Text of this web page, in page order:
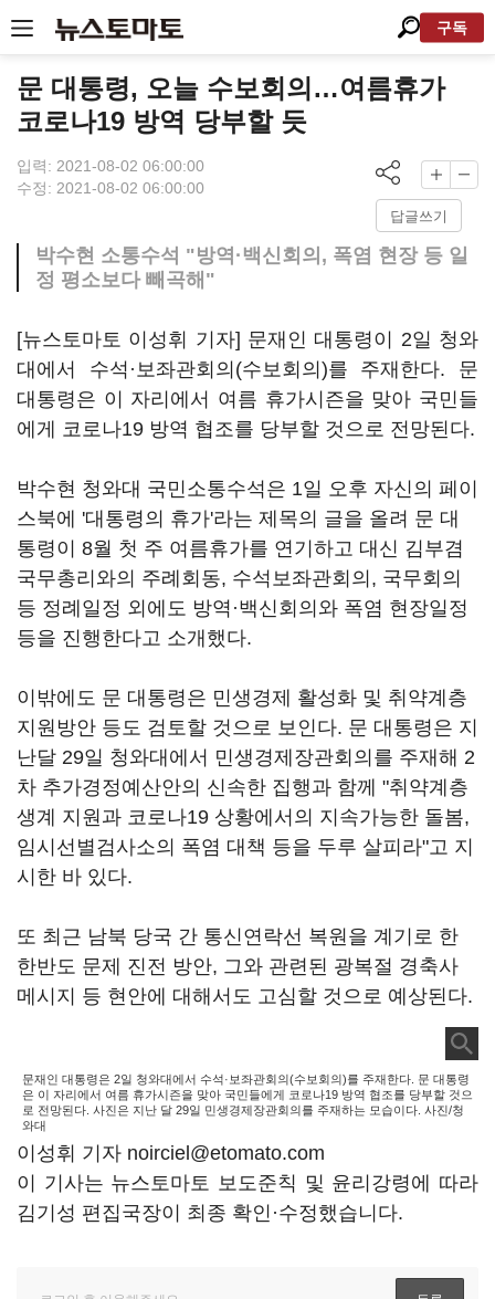
구독
문 대통령, 오늘 수보회의…여름휴가
코로나19 방역 당부할 듯
입력: 2021-08-02 06:00:00
수정: 2021-08-02 06:00:00
답글쓰기
박수현 소통수석 "방역·백신회의, 폭염 현장 등 일
정 평소보다 빼곡해"
[뉴스토마토 이성휘 기자] 문재인 대통령이 2일 청와
대에서 수석·보좌관회의(수보회의)를 주재한다. 문
대통령은 이 자리에서 여름 휴가시즌을 맞아 국민들
에게 코로나19 방역 협조를 당부할 것으로 전망된다.
박수현 청와대 국민소통수석은 1일 오후 자신의 페이
스북에 '대통령의 휴가'라는 제목의 글을 올려 문 대
통령이 8월 첫 주 여름휴가를 연기하고 대신 김부겸
국무총리와의 주례회동, 수석보좌관회의, 국무회의
등 정례일정 외에도 방역·백신회의와 폭염 현장일정
등을 진행한다고 소개했다.
이밖에도 문 대통령은 민생경제 활성화 및 취약계층
지원방안 등도 검토할 것으로 보인다. 문 대통령은 지
난달 29일 청와대에서 민생경제장관회의를 주재해 2
차 추가경정예산안의 신속한 집행과 함께 "취약계층
생계 지원과 코로나19 상황에서의 지속가능한 돌봄,
임시선별검사소의 폭염 대책 등을 두루 살피라"고 지
시한 바 있다.
또 최근 남북 당국 간 통신연락선 복원을 계기로 한
한반도 문제 진전 방안, 그와 관련된 광복절 경축사
메시지 등 현안에 대해서도 고심할 것으로 예상된다.
문재인 대통령은 2일 청와대에서 수석·보좌관회의(수보회의)를 주재한다. 문 대통령
은 이 자리에서 여름 휴가시즌을 맞아 국민들에게 코로나19 방역 협조를 당부할 것으
로 전망된다. 사진은 지난 달 29일 민생경제장관회의를 주재하는 모습이다. 사진/청
와대
이성휘 기자 noirciel@etomato.com
이 기사는 뉴스토마토 보도준칙 및 윤리강령에 따라
김기성 편집국장이 최종 확인·수정했습니다.